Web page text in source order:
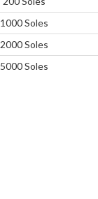
1000 Soles
2000 Soles
5000 Soles